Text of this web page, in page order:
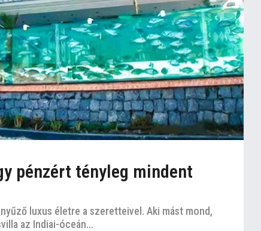
pénzért tényleg mindent
luxus életre a szeretteivel. Aki mást mond,
az Indiai-óceán...